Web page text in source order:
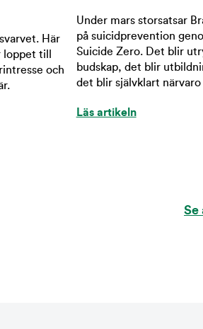
Här
till
och
Under mars storsatsar
på suicidprevention
Suicide Zero. Det blir
budskap, det blir
det blir självklart närvaro
Läs artikeln
Se